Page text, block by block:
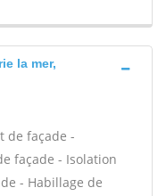
la mer,
de façade -
façade - Isolation
- Habillage de